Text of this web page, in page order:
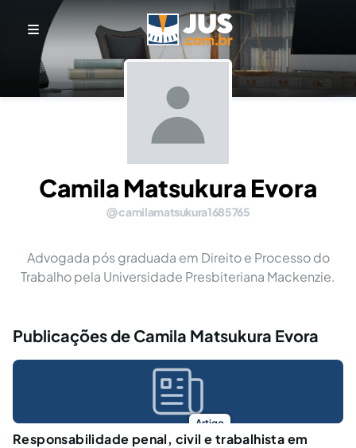
Camila Matsukura Evora
camilamatsukura1685765
Advogada pós graduada em Direito e Processo do
Trabalho pela Universidade Presbiteriana Mackenzie.
Publicações de Camila Matsukura Evora
Artigo
Responsabilidade penal, civil e trabalhista em